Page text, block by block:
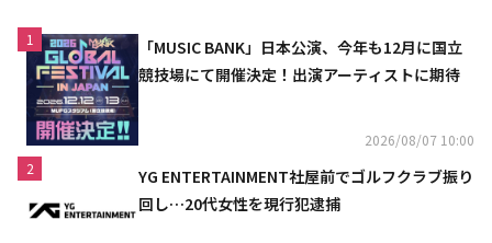
1
「MUSIC BANK」日本公演、今年も12月に国立
競技場にて開催決定！出演アーティストに期待
2026/08/07 10:00
2
YG ENTERTAINMENT社屋前でゴルフクラブ振り
回し…20代女性を現行犯逮捕